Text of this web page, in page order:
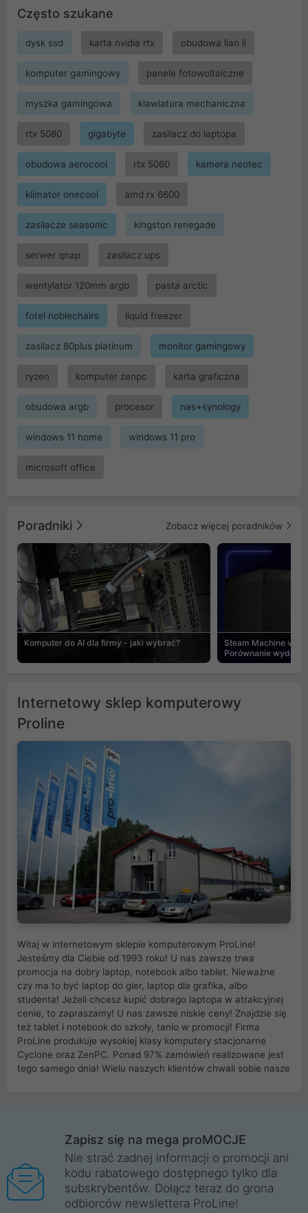
Często szukane
dysk ssd karta nvidia rtx obudowa lian li
komputer gamingowy panele fotowoltaiczne
myszka gamingowa klawiatura mechaniczna
rtx 5080 gigabyte zasilacz do laptopa
obudowa aerocool rtx 5060 kamera neotec
klimator onecool amd rx 6600
zasilacze seasonic kingston renegade
serwer qnap zasilacz ups
wentylator 120mm argb pasta arctic
fotel noblechairs liquid freezer
zasilacz 80plus platinum monitor gamingowy
ryzen komputer zenpc karta graficzna
obudowa argb procesor nas+synology
windows 11 home windows 11 pro
microsoft office
Poradniki Zobacz więcej poradników
Komputer do AI dla firmy - jaki wybrać?
Steam Machine vs
Porównanie
Internetowy sklep komputerowy
Proline
Witaj w internetowym sklepie komputerowym ProLine!
Jesteśmy dla Ciebie od 1993 roku! U nas zawsze trwa
promocja na dobry laptop, notebook albo tablet. Nieważne
czy ma to być laptop do gier, laptop dla grafika, albo
studenta! Jeżeli chcesz kupić dobrego laptopa w atrakcyjnej
cenie, to zapraszamy! U nas zawsze niskie ceny! Znajdzie się
też tablet i notebook do szkoły, tanio w promocji! Firma
ProLine produkuje wysokiej klasy komputery stacjonarne
Cyclone oraz ZenPC. Ponad 97% zamówień realizowane jest
tego samego dnia! Wielu naszych klientów chwali sobie nasze
Wrocław, Poznań, Legnica, Katowice, Gliwice, Kalisz, Bytom,
Trzebnica, Opole. Szybka i profesjonalna obsługa!
ProLine to polska firma ze 100% polskim kapitałem. Działamy
legalnie i płacimy podatki w naszym kraju! Posiadamy siedzibę
główną w Mirkowie oraz salony na terenie kraju. Cała
Zapisz się na mega proMOCJE
Nie strać żadnej informacji o promocji ani
kodu rabatowego dostępnego tylko dla
subskrybentów. Dołącz teraz do grona
odbiorców newslettera ProLine!